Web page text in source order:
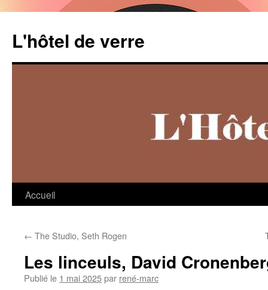
contenu
L'hôtel de verre
Accueil
← The Studio, Seth Rogen
Les linceuls, David
Publié le 1 mai 2025par rené-marc